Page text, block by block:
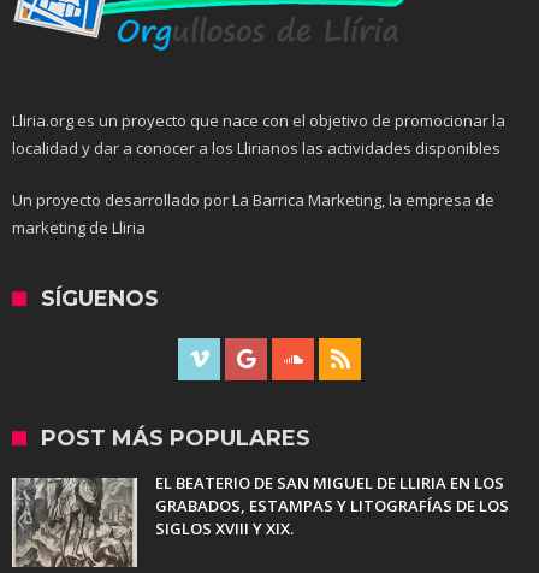
Lliria.org es un proyecto que nace con el objetivo de promocionar la
localidad y dar a conocer a los Llirianos las actividades disponibles
Un proyecto desarrollado por La Barrica Marketing, la empresa de
marketing de Lliria
SÍGUENOS
POST MÁS POPULARES
EL BEATERIO DE SAN MIGUEL DE LLIRIA EN LOS
GRABADOS, ESTAMPAS Y LITOGRAFÍAS DE LOS
SIGLOS XVIII Y XIX.